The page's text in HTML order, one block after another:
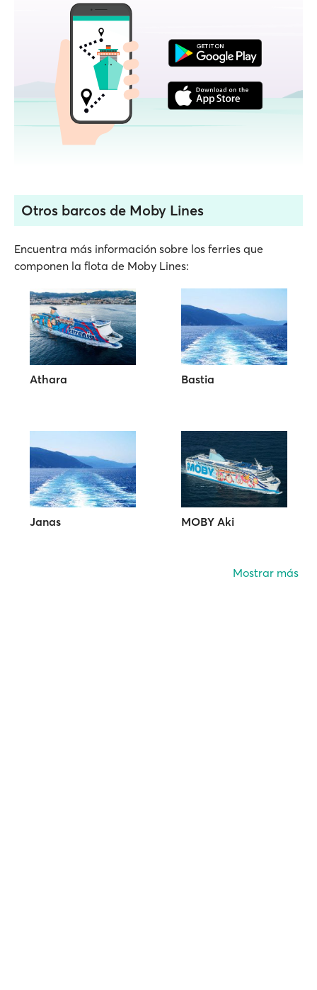
Otros barcos de Moby Lines
Encuentra más información sobre los ferries que
componen la flota de Moby Lines:
Athara Bastia
Janas MOBY Aki
Mostrar más